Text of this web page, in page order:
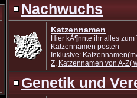
Nachwuchs
Katzennamen
Hier kÃ¶nnte ihr alles zum
Katzennamen posten
Inklusive:
Z, Katzennamen von A-Z(
Genetik und